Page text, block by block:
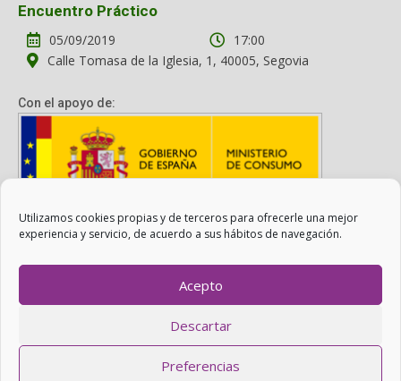
Utilizamos cookies propias y de terceros para ofrecerle una mejor
experiencia y servicio, de acuerdo a sus hábitos de navegación.
Acepto
Descartar
Preferencias
Encuentro Práctico
05/09/2019
17:00
Calle Tomasa de la Iglesia, 1, 40005, Segovia
Con el apoyo de:
Con el apoyo del Ministerio de Consumo. Su contenido es
responsabilidad exclusiva de la asociación.
Realizado conWordPresscon ayuda deAgítalo 3.0.